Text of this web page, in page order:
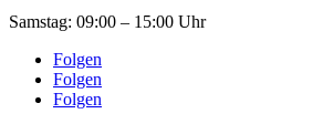
Samstag: 09:00 – 15:00 Uhr
Folgen
Folgen
Folgen